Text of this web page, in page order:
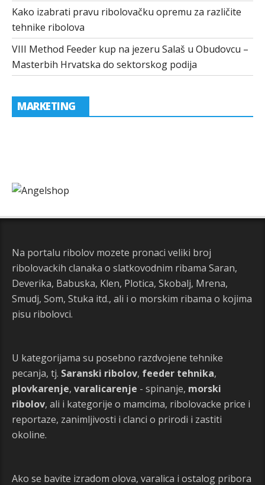
Kako izabrati pravu ribolovačku opremu za različite
tehnike ribolova
VIII Method Feeder kup na jezeru Salaš u Obudovcu –
Masterbih Hrvatska do sektorskog podija
MARKETING
Na portalu ribolov mozete pronaci veliki broj
ribolovackih clanaka o slatkovodnim ribama Saran,
Deverika, Babuska, Klen, Plotica, Skobalj, Mrena,
Smudj, Som, Stuka itd., ali i o morskim ribama o kojima
pisu ribolovci.
U kategorijama su posebno razdvojene tehnike
pecanja, tj. Saranski ribolov, feeder tehnika,
plovkarenje, varalicarenje - spinanje, morski
ribolov, ali i kategorije o mamcima, ribolovacke price i
reportaze, zanimljivosti i clanci o prirodi i zastiti
okoline.
Ako se bavite izradom olova, varalica i ostalog pribora